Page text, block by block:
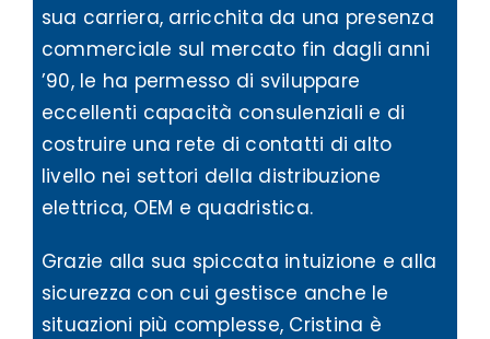
sua carriera, arricchita da una presenza
commerciale sul mercato fin dagli anni
’90, le ha permesso di sviluppare
eccellenti capacità consulenziali e di
costruire una rete di contatti di alto
livello nei settori della distribuzione
elettrica, OEM e quadristica.
Grazie alla sua spiccata intuizione e alla
sicurezza con cui gestisce anche le
situazioni più complesse, Cristina è